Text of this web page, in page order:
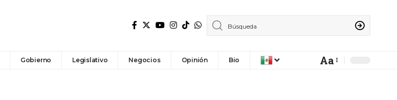
Gobierno Legislativo Negocios Opinión Bio Aa